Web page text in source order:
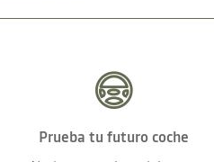
Prueba tu futuro coche